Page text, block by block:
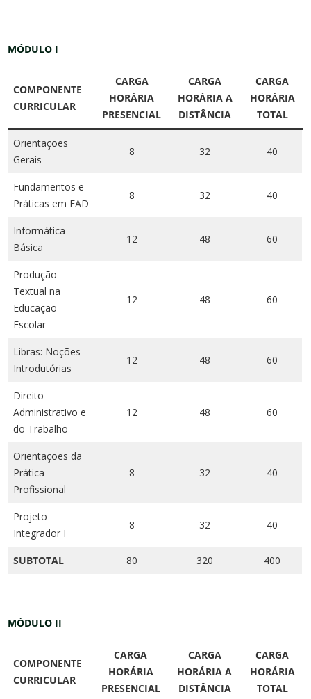
MÓDULO I
COMPONENTE
CURRICULAR
CARGA
HORÁRIA
PRESENCIAL
CARGA
HORÁRIA A
DISTÂNCIA
CARGA
HORÁRIA
TOTAL
Orientações
Gerais
8 32 40
Fundamentos e
Práticas em EAD
8 32 40
Informática
Básica
12 48 60
Produção
Textual na
Educação
Escolar
12 48 60
Libras: Noções
Introdutórias
12 48 60
Direito
Administrativo e
do Trabalho
12 48 60
Orientações da
Prática
Profissional
8 32 40
Projeto
Integrador I
8 32 40
SUBTOTAL 80 320 400
MÓDULO II
COMPONENTE
CURRICULAR
CARGA
HORÁRIA
PRESENCIAL
CARGA
HORÁRIA A
DISTÂNCIA
CARGA
HORÁRIA
TOTAL